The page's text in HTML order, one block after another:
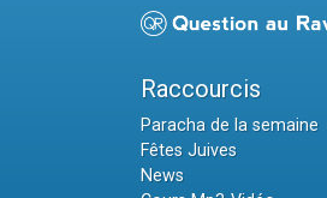
Raccourcis
Paracha de la semaine
Fêtes Juives
News